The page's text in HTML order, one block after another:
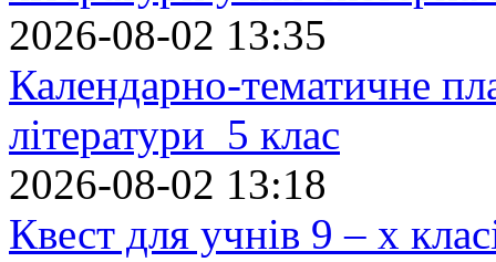
2026-08-02 13:35
Календарно-тематичне
літератури 5 клас
2026-08-02 13:18
Квест для учнів 9 – х